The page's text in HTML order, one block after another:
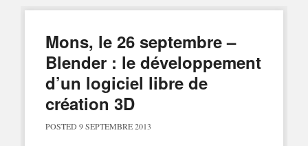
Mons, le 26 septembre –
Blender : le développement
d’un logiciel libre de
création 3D
POSTED 9 SEPTEMBRE 2013